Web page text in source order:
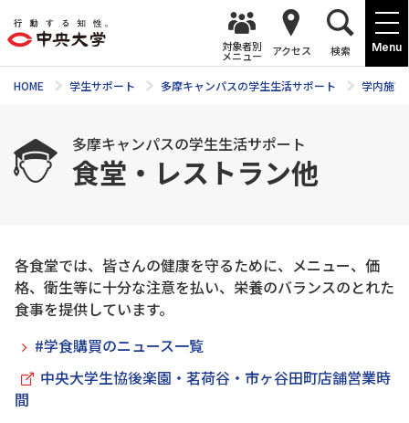
Menu
対象者別
メニュー アクセス 検索
HOME 学生サポート 多摩キャンパスの学生生活サポート 学内施
多摩キャンパスの学生生活サポート
食堂・レストラン他
各食堂では、皆さんの健康を守るために、メニュー、価
格、衛生等に十分な注意を払い、栄養のバランスのとれた
食事を提供しています。
#学食購買のニュース一覧
中央大学生協後楽園・茗荷谷・市ヶ谷田町店舗営業時
間